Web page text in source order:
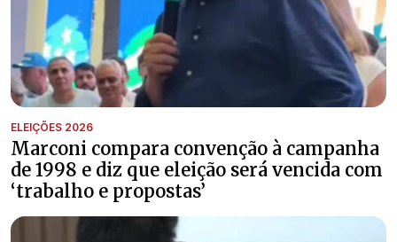
ELEIÇÕES 2026
Marconi compara convenção à campanha
de 1998 e diz que eleição será vencida com
‘trabalho e propostas’